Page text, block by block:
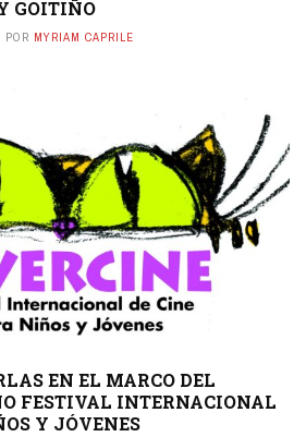
GOITIÑO
POR MYRIAM CAPRILE
EN EL MARCO DEL
FESTIVAL INTERNACIONAL
Y JÓVENES